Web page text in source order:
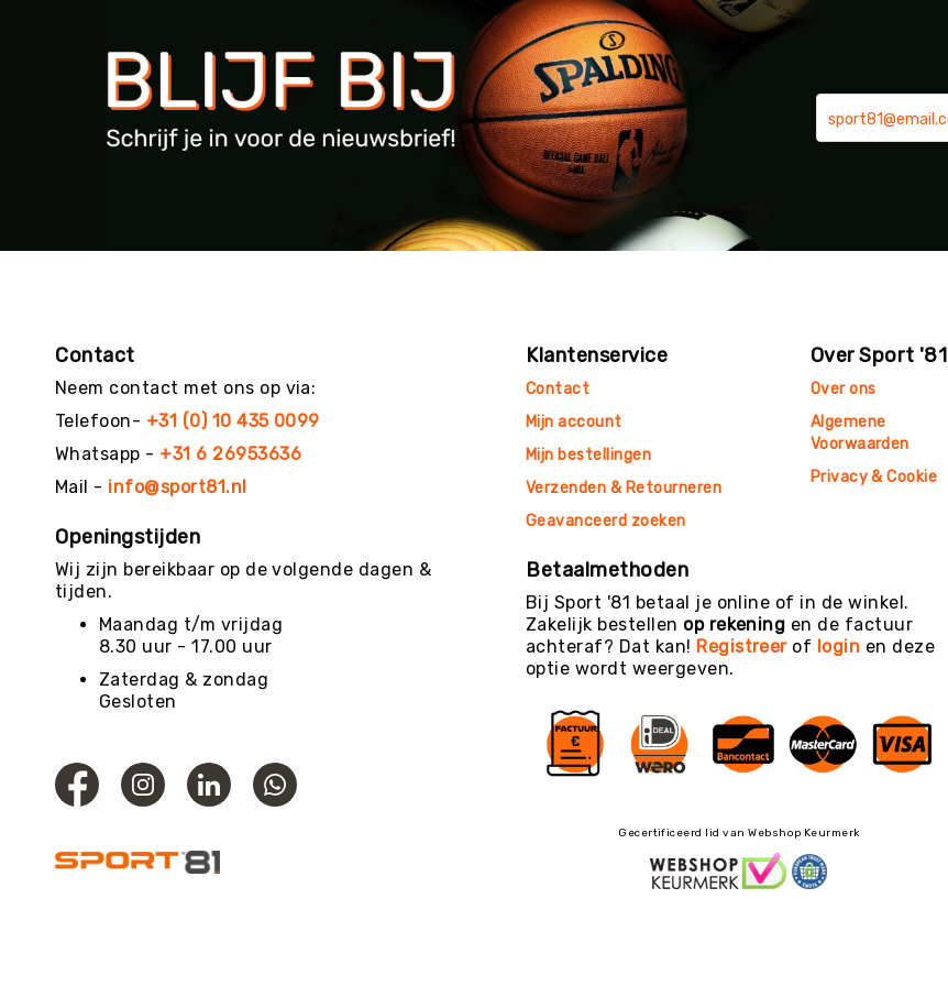
Contact
Neem contact met ons op via:
Telefoon- +31 (0) 10 435 0099
Whatsapp - +31 6 26953636
Mail - info@sport81.nl
Openingstijden
Wij zijn bereikbaar op de volgende dagen &
tijden.
Maandag t/m vrijdag
8.30 uur - 17.00 uur
Zaterdag & zondag
Gesloten
Klantenservice
Contact
Mijn account
Mijn bestellingen
Verzenden & Retourneren
Geavanceerd zoeken
Over Sport '81
Over ons
Algemene
Voorwaarden
Privacy & Cookie
Betaalmethoden
Bij Sport '81 betaal je online of in de winkel.
Zakelijk bestellen op rekening en de factuur
achteraf? Dat kan! Registreerof login en deze
optie wordt weergeven.
Gecertificeerd lid van Webshop Keurmerk